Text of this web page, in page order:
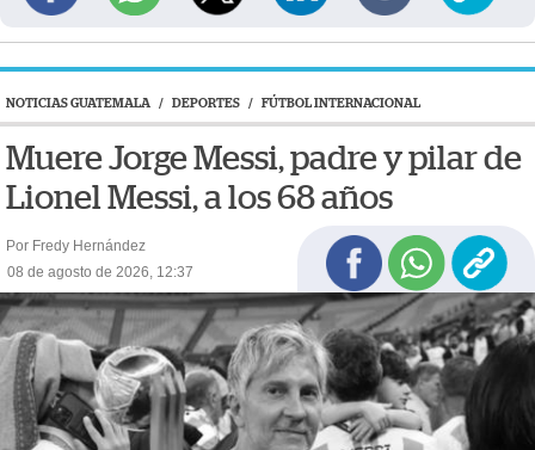
NOTICIAS GUATEMALA / DEPORTES / FÚTBOL INTERNACIONAL
Muere Jorge Messi, padre y pilar de
Lionel Messi, a los 68 años
Por Fredy Hernández
08 de agosto de 2026, 12:37